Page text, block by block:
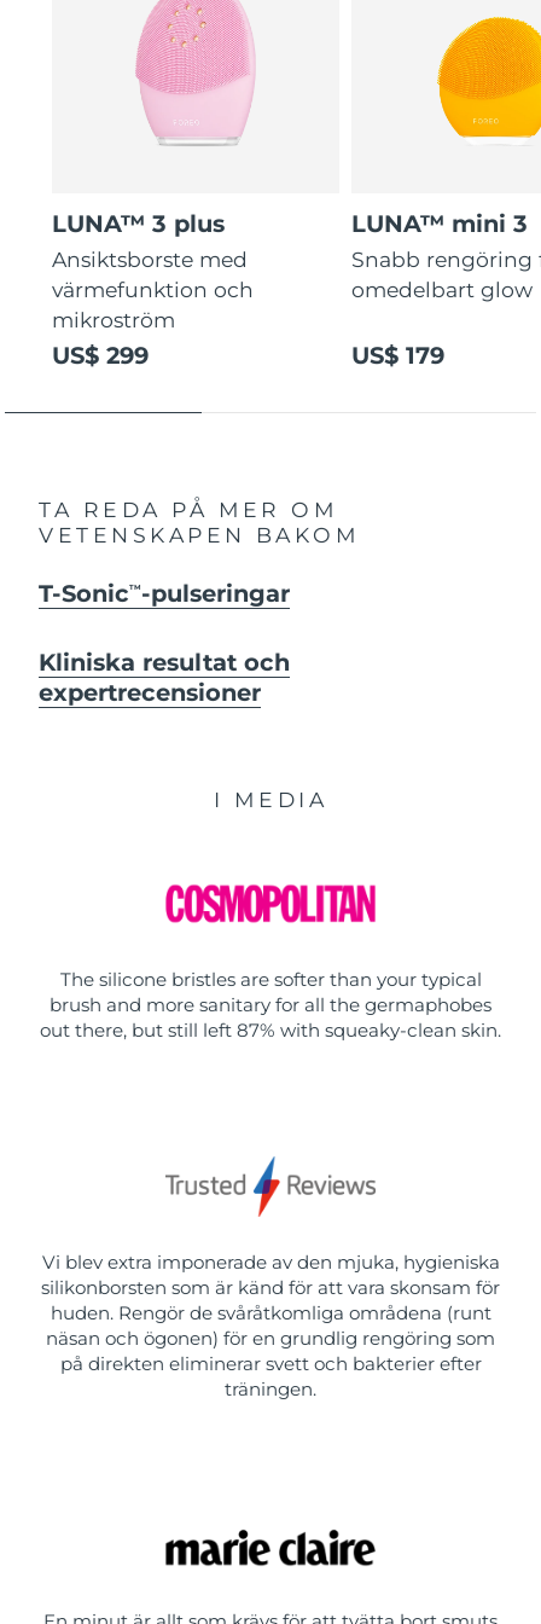
LUNA™ 3 plus
Ansiktsborste med
värmefunktion och
mikroström
US$ 299
LUNA™ mini 3
Snabb rengöring
omedelbart glow
US$ 179
TA REDA PÅ MER OM
VETENSKAPEN BAKOM
T-SonicTM -pulseringar
Kliniska resultat och
expertrecensioner
I MEDIA
The silicone bristles are softer than your typical
brush and more sanitary for all the germaphobes
out there, but still left 87% with squeaky-clean skin.
Vi blev extra imponerade av den mjuka, hygieniska
silikonborsten som är känd för att vara skonsam för
huden. Rengör de svåråtkomliga områdena (runt
näsan och ögonen) för en grundlig rengöring som
på direkten eliminerar svett och bakterier efter
träningen.